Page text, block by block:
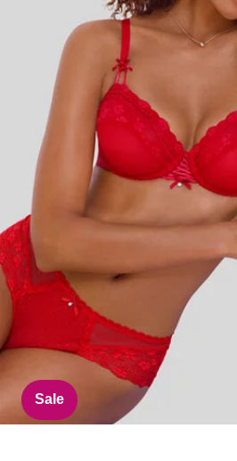
Sale